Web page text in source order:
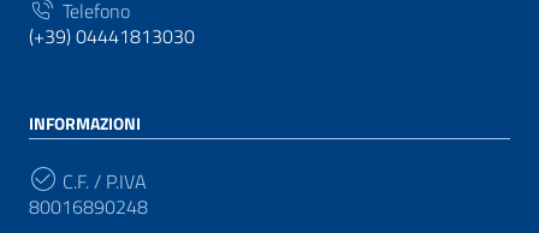
Telefono
(+39) 04441813030
INFORMAZIONI
C.F. / P.IVA
80016890248